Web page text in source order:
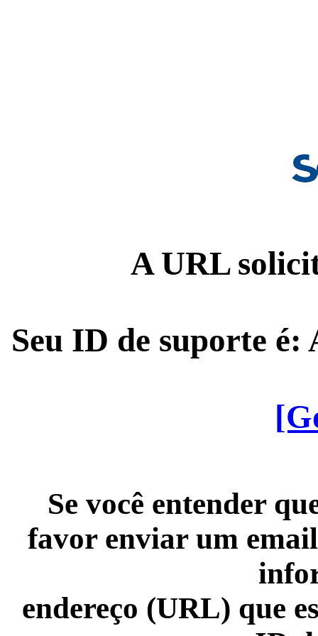
A URL
Seu ID de suporte é:
Se você entender
favor enviar um
endereço (URL) que